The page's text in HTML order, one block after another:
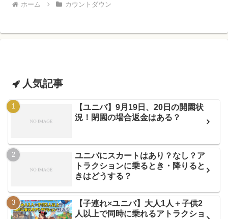
ホーム カウントダウン
人気記事
【ユニバ】9月19日、20日の開園状
況！閉園の場合返金はある？
ユニバにスカートはあり？なし？ア
トラクションに乗るとき・降りると
きはどうする？
【子連れ×ユニバ】大人1人＋子供2
人以上で同時に乗れるアトラクショ